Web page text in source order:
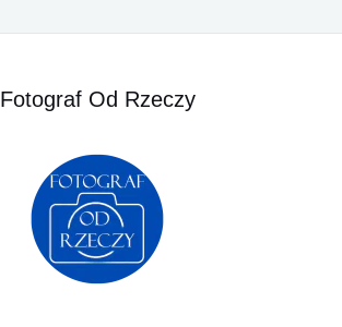
Fotograf Od Rzeczy